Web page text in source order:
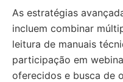
As estratégias
incluem combinar
leitura de manuais
participação em
oferecidos e busca de